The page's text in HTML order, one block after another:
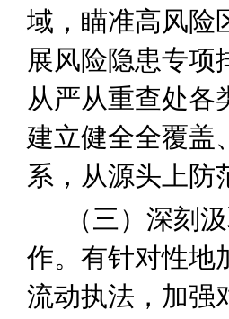
域，瞄准高风险
展风险隐患专项
从严从重查处各
建立健全全覆盖
系，从源头上防
（三） 深刻
作。 有针对性地
流动执法 ， 加强